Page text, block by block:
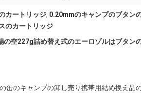
カートリッジ, 0.20mmのキャンプのブタン
のカートリッジ
の空227g詰め替え式のエーロゾルはブタン
缶のキャンプの卸し売り携帯用結め換え品